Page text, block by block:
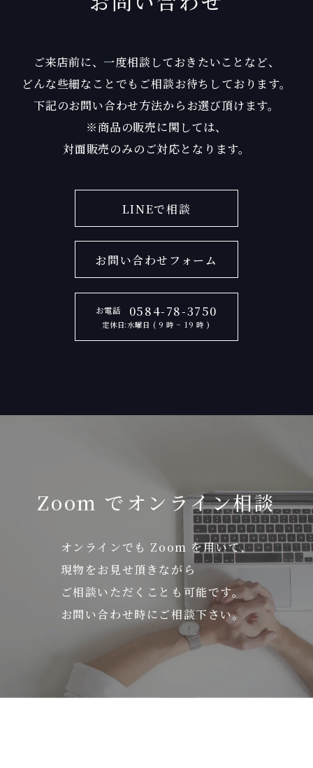
ご来店前に、一度相談しておきたいことなど、
どんな些細なことでもご相談お待ちしております。
下記のお問い合わせ方法からお選び頂けます。
※商品の販売に関しては、
対面販売のみのご対応となります。
LINEで相談
お問い合わせフォーム
お電話 0584-78-3750
定休日:水曜日 ( 9 時 ~ 19 時 )
Zoom でオンライン相談
オンラインでも Zoom を用いて、
現物をお見せ頂きながら
ご相談いただくことも可能です。
お問い合わせ時にご相談下さい。